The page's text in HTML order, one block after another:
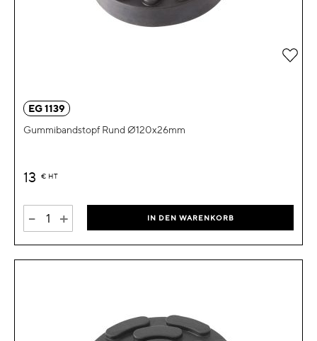
EG 1139
Gummibandstopf Rund Ø120x26mm
13 € HT
- + IN DEN WARENKORB
Zur